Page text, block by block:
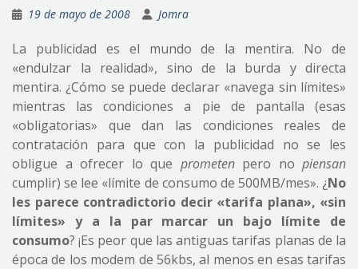
19 de mayo de 2008 Jomra
La publicidad es el mundo de la mentira. No de
«endulzar la realidad», sino de la burda y directa
mentira. ¿Cómo se puede declarar «navega sin límites»
mientras las condiciones a pie de pantalla (esas
«obligatorias» que dan las condiciones reales de
contratación para que con la publicidad no se les
obligue a ofrecer lo que prometenpero no piensan
cumplir) se lee «límite de consumo de 500MB/mes». ¿No
les parece contradictorio decir «tarifa plana», «sin
límites» y a la par marcar un bajo límite de
consumo? ¡Es peor que las antiguas tarifas planas de la
época de los modem de 56kbs, al menos en esas tarifas